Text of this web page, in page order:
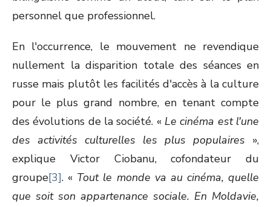
personnel que professionnel.
En l'occurrence, le mouvement ne revendique
nullement la disparition totale des séances en
russe mais plutôt les facilités d'accès à la culture
pour le plus grand nombre, en tenant compte
des évolutions de la société. « Le cinéma est l'une
des activités culturelles les plus populaires »,
explique Victor Ciobanu, cofondateur du
groupe[3]. « Tout le monde va au cinéma, quelle
que soit son appartenance sociale. En Moldavie,